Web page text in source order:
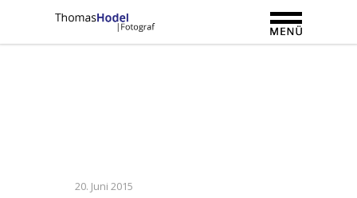
20. Juni 2015